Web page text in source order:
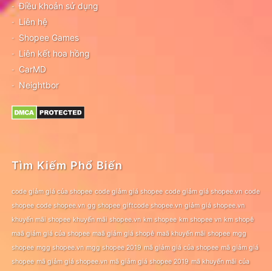
Điều khoản sử dụng
Liên hệ
Shopee Games
Liên kết hoa hồng
CarMD
Neightbor
Tìm Kiếm Phổ Biến
code giảm giá của shopee code giảm giá shopee code giảm giá shopee.vn code
shopee code shopee.vn gg shopee giftcode shopee.vn giảm giá shopee.vn
khuyến mãi shopee khuyến mãi shopee.vn km shopee km shopee vn km shopê
maã giảm giá của shopee maã giảm giá shopê maã khuyến mãi shopee mgg
shopee mgg shopee.vn mgg shopee 2019 mã giảm giá của shopee mã giảm giá
shopee mã giảm giá shopee.vn mã giảm giá shopee 2019 mã khuyến mãi của